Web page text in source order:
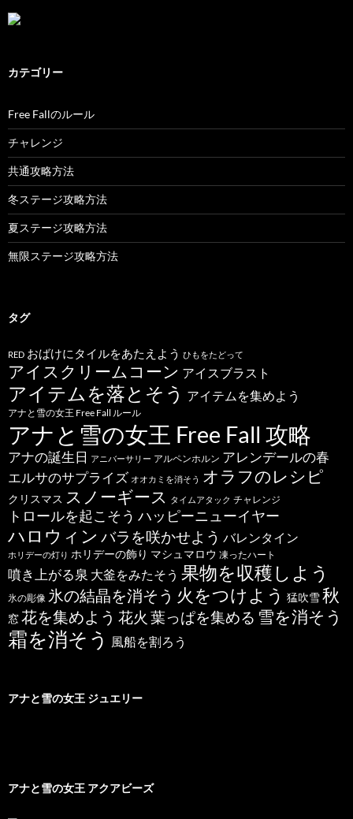
カテゴリー
Free Fallのルール
チャレンジ
共通攻略方法
冬ステージ攻略方法
夏ステージ攻略方法
無限ステージ攻略方法
タグ
RED おばけにタイルをあたえよう ひもをたどって
アイスクリームコーン アイスブラスト
アイテムを落とそう アイテムを集めよう
アナと雪の女王 Free Fall ルール
アナと雪の女王 Free Fall 攻略
アナの誕生日 アニバーサリー アルペンホルン アレンデールの春
エルサのサプライズ オオカミを消そう オラフのレシピ
クリスマス スノーギース タイムアタック チャレンジ
トロールを起こそう ハッピーニューイヤー
ハロウィン バラを咲かせよう バレンタイン
ホリデーの灯り ホリデーの飾り マシュマロウ 凍ったハート
噴き上がる泉 大釜をみたそう 果物を収穫しよう
氷の彫像 氷の結晶を消そう 火をつけよう 猛吹雪秋
窓花を集めよう 花火 葉っぱを集める 雪を消そう
霜を消そう 風船を割ろう
アナと雪の女王 ジュエリー
アナと雪の女王 アクアビーズ